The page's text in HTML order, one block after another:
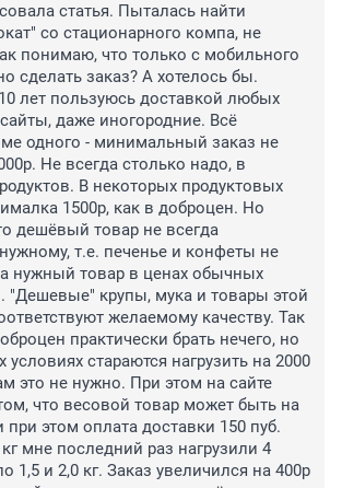
статья. Пыталась найти
со стационарного компа, не
понимаю, что только с мобильного
сделать заказ? А хотелось бы.
лет пользуюсь доставкой любых
даже иногородние. Всё
одного - минимальный заказ не
Не всегда столько надо, в
В некоторых продуктовых
1500р, как в доброцен. Но
дешёвый товар не всегда
т.е. печенье и конфеты не
нужный товар в ценах обычных
"Дешевые" крупы, мука и товары этой
желаемому качеству. Так
практически брать нечего, но
условиях стараются нагрузить на 2000
это не нужно. При этом на сайте
что весовой товар может быть на
этом оплата доставки 150 пуб.
мне последний раз нагрузили 4
1,5 и 2,0 кг. Заказ увеличился на 400р